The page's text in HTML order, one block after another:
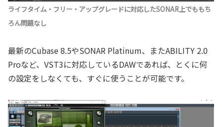
ライフタイム・フリー・アップグレードに対応したSONAR上でももち
ろん問題なし
最新のCubase 8.5やSONAR Platinum、またABILITY 2.0
Proなど、VST3に対応しているDAWであれば、とくに何
の設定をしなくても、すぐに使うことが可能です。